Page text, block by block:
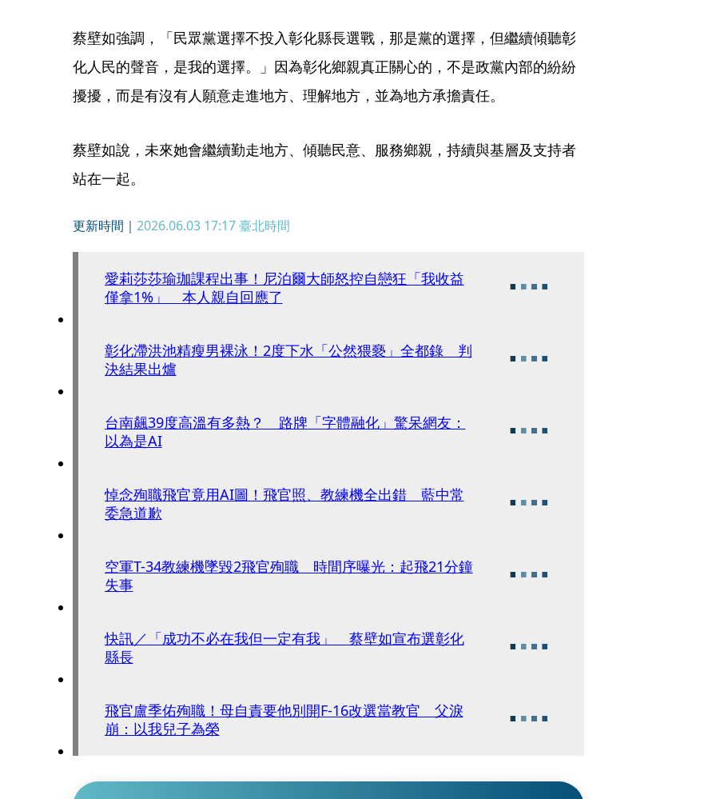
蔡壁如強調，「民眾黨選擇不投入彰化縣長選戰，那是黨的選擇，但繼續傾聽彰
化人民的聲音，是我的選擇。」因為彰化鄉親真正關心的，不是政黨內部的紛紛
擾擾，而是有沒有人願意走進地方、理解地方，並為地方承擔責任。
蔡壁如說，未來她會繼續勤走地方、傾聽民意、服務鄉親，持續與基層及支持者
站在一起。
更新時間｜ 2026.06.03 17:17臺北時間
愛莉莎莎瑜珈課程出事！尼泊爾大師怒控自戀狂「我收益
僅拿1%」 本人親自回應了
彰化滯洪池精瘦男裸泳！2度下水「公然猥褻」全都錄 判
決結果出爐
台南飆39度高溫有多熱？ 路牌「字體融化」驚呆網友：
以為是AI
悼念殉職飛官竟用AI圖！飛官照、教練機全出錯 藍中常
委急道歉
空軍T-34教練機墜毀2飛官殉職 時間序曝光：起飛21分鐘
失事
快訊／「成功不必在我但一定有我」 蔡壁如宣布選彰化
縣長
飛官盧季佑殉職！母自責要他別開F-16改選當教官 父淚
崩：以我兒子為榮